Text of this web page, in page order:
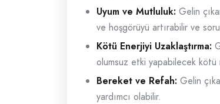
Uyum ve Mutluluk: Gelin
ve hoşgörüyü artırabilir ve
Kötü Enerjiyi Uzaklaştırma:
olumsuz etki yapabilecek
Bereket ve Refah: Gelin
yardımcı olabilir.